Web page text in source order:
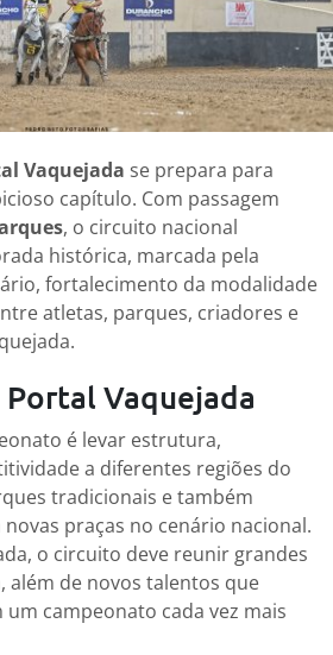
Vaquejada se prepara para
capítulo. Com passagem
, o circuito nacional
histórica, marcada pela
fortalecimento da modalidade
atletas, parques, criadores e
Vaquejada
é levar estrutura,
a diferentes regiões do
tradicionais e também
praças no cenário nacional.
o circuito deve reunir grandes
além de novos talentos que
campeonato cada vez mais